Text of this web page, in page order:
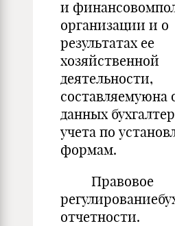
и
организации и о
результатах ее
хозяйственной
деятельности,
составляемуюна
данных
учета по
формам.
Правовое
отчетности.